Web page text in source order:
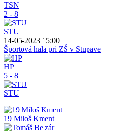
TSN
2 - 8
STU
14-05-2023 15:00
Športová hala pri ZŠ v Stupave
HP
5 - 8
STU
19 Miloš Kment